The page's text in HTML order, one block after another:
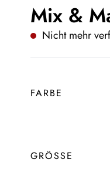
Mix &
Nicht mehr
FARBE
GRÖSSE